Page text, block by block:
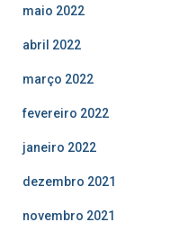
maio 2022
abril 2022
março 2022
fevereiro 2022
janeiro 2022
dezembro 2021
novembro 2021